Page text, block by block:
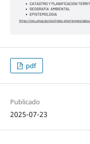
pdf
Publicado
2025-07-23